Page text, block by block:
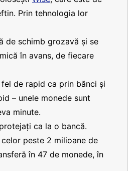
Prin tehnologia lor
de schimb grozavă și se
în avans, de fiecare
de rapid ca prin bănci și
– unele monede sunt
minute.
ca la o bancă.
peste 2 milioane de
în 47 de monede, în